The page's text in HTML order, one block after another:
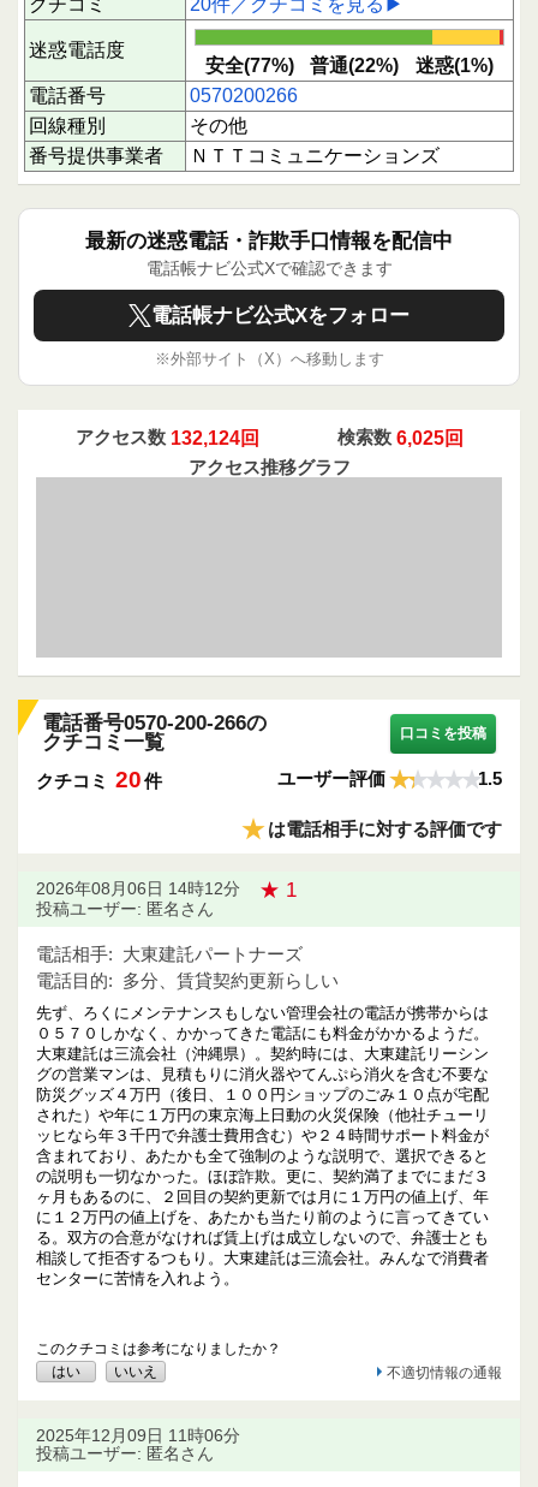
契約更新の連絡は双方の合意が必要であり、一方
的な値上げや強制的な契約変更には応じる義務は
ありません。電話の内容に不明点があれば、直接
契約先の公式窓口に確認することをおすすめしま
す。また、通話料がかかることを知らずに応答す
ると負担が増える可能性があるため、最初の案内
をよく聞くことが重要です。
あなたの体験や情報共有は、同じような状況にあ
る人々の助けになります。ぜひクチコミ投稿で、
みんなの安全を守る一助となってください。あな
たの1回のアクションが誰かを守る力になりま
迷惑電話度
安全(77%) 普通(22%)
迷惑(1%)
電話番号
0570200266
回線種別
その他
番号提供事業者
ＮＴＴコミュニケーションズ
最新の迷惑電話・詐欺手口情報を配信中
電話帳ナビ公式Xで確認できます
電話帳ナビ公式Xをフォロー
※外部サイト（X）へ移動します
アクセス数 132,124回 検索数 6,025回
アクセス推移グラフ
電話番号0570-200-266の
クチコミ一覧
口コミを投稿
クチコミ 20件 ユーザー評価 1.5
★は電話相手に対する評価です
2026年08月06日 14時12分 ★ 1
投稿ユーザー: 匿名さん
電話相手: 大東建託パートナーズ
電話目的: 多分、賃貸契約更新らしい
先ず、ろくにメンテナンスもしない管理会社の電話が携帯からは
０５７０しかなく、かかってきた電話にも料金がかかるようだ。
大東建託は三流会社（沖縄県）。契約時には、大東建託リーシン
グの営業マンは、見積もりに消火器やてんぷら消火を含む不要な
防災グッズ４万円（後日、１００円ショップのごみ１０点が宅配
された）や年に１万円の東京海上日動の火災保険（他社チューリ
ッヒなら年３千円で弁護士費用含む）や２４時間サポート料金が
含まれており、あたかも全て強制のような説明で、選択できると
の説明も一切なかった。ほぼ詐欺。更に、契約満了までにまだ３
ヶ月もあるのに、２回目の契約更新では月に１万円の値上げ、年
に１２万円の値上げを、あたかも当たり前のように言ってきてい
る。双方の合意がなければ賃上げは成立しないので、弁護士とも
相談して拒否するつもり。大東建託は三流会社。みんなで消費者
センターに苦情を入れよう。
このクチコミは参考になりましたか？
はい
いいえ 不適切情報の通報
2025年12月09日 11時06分
投稿ユーザー: 匿名さん